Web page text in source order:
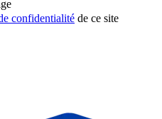
confidentialité de ce site